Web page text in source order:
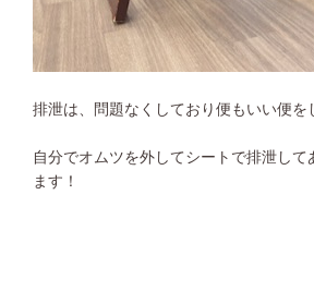
排泄は、問題なくしており便もいい便を
自分でオムツを外してシートで排泄し
ます！